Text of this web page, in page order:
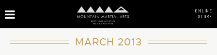
ONLINE
STORE
MARCH 2013